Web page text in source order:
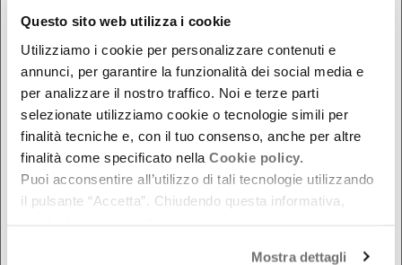
Questo sito web utilizza i cookie
Utilizziamo i cookie per personalizzare contenuti e
annunci, per garantire la funzionalità dei social media e
per analizzare il nostro traffico. Noi e terze parti
selezionate utilizziamo cookie o tecnologie simili per
finalità tecniche e, con il tuo consenso, anche per altre
finalità come specificato nella Cookie policy.
Puoi acconsentire all’utilizzo di tali tecnologie utilizzando
il pulsante “Accetta”. Chiudendo questa informativa,
Mostra dettagli
Nel week-end
dal - al
Bologna
Ferrara